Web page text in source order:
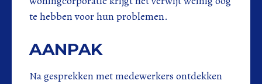
te hebben voor hun problemen.
AANPAK
Na gesprekken met medewerkers ontdekken